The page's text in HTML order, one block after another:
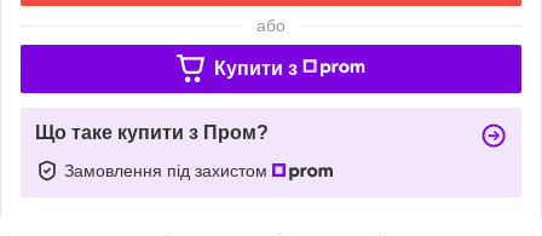
або
Купити з
Що таке купити з Пром?
Замовлення під захистом